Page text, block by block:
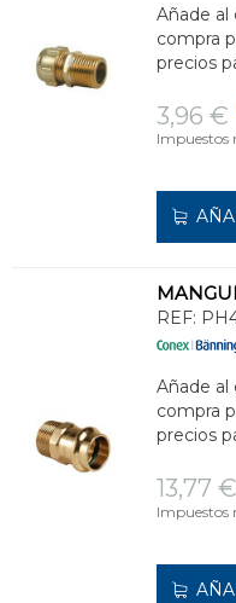
Añade al
compra
precios
3,96 €
Impuestos
REF:
Añade al
compra
precios
13,77 €
Impuestos